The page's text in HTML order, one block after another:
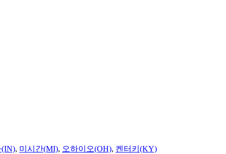
(IN), 미시간(MI), 오하이오(OH), 켄터키(KY)